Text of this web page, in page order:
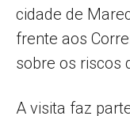
cidade de
frente aos
sobre os riscos
A visita faz